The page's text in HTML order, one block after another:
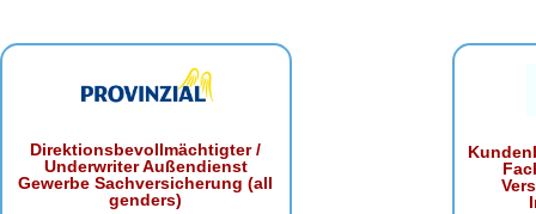
Direktionsbevollmächtigter /
Underwriter Außendienst
Gewerbe Sachversicherung (all
genders)